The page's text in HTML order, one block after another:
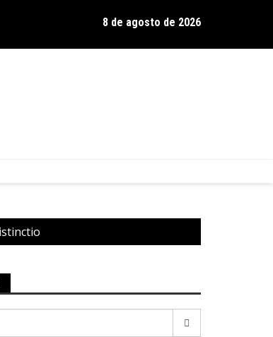
celebra 30 anos de estrada com show no Gravador
8 de agosto de 2026